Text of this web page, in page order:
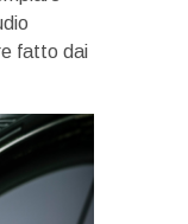
fatto dai